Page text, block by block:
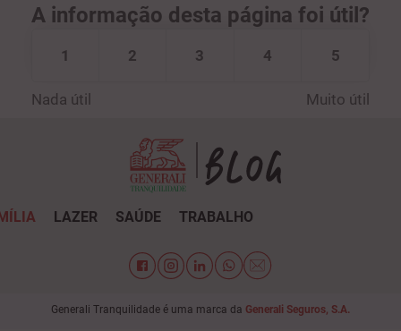
A informação desta página foi útil?
Nada útil
1 2 3 4 5
Muito útil
LAZER SAÚDE TRABALHO
Generali Tranquilidade é uma marca da Generali Seguros, S.A.